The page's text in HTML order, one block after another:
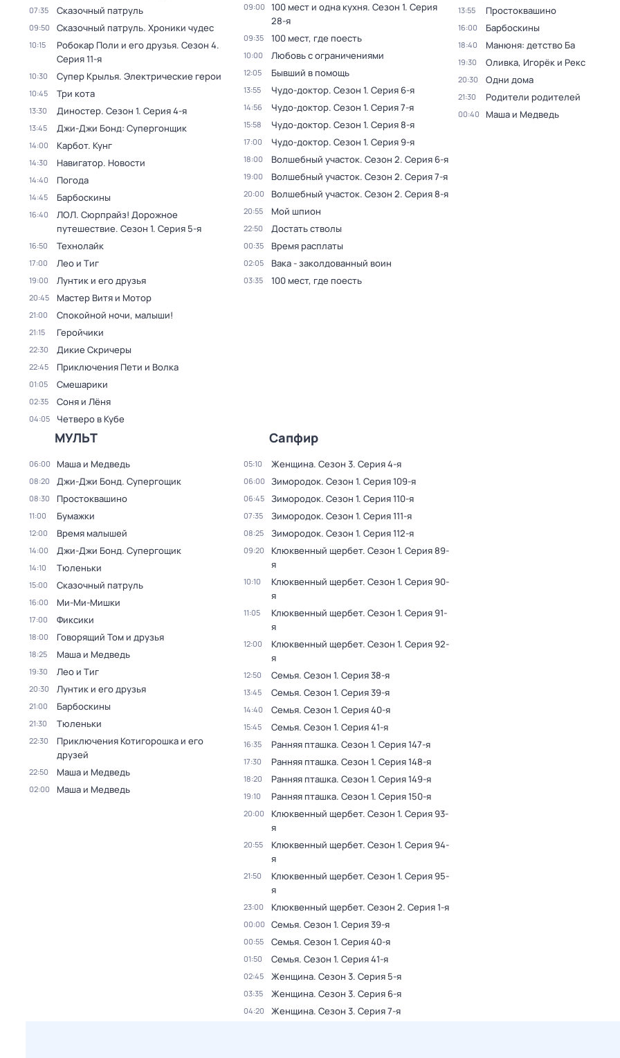
07:35 Сказочный патруль
09:50 Сказочный патруль. Хроники чудес
10:15 Робокар Поли и его друзья. Сезон 4.
Серия 11-я
10:30 Супер Крылья. Электрические герои
10:45 Три кота
13:30 Диностер. Сезон 1. Серия 4-я
13:45 Джи-Джи Бонд: Супергонщик
14:00 Карбот. Кунг
14:30 Навигатор. Новости
14:40 Погода
14:45 Барбоскины
16:40
ЛОЛ. Сюрпрайз! Дорожное
путешествие. Сезон 1. Серия 5-я
16:50 Технолайк
17:00 Лео и Тиг
19:00 Лунтик и его друзья
20:45 Мастер Витя и Мотор
21:00 Спокойной ночи, малыши!
21:15 Геройчики
22:30 Дикие Скричеры
22:45 Приключения Пети и Волка
01:05 Смешарики
02:35 Соня и Лёня
04:05 Четверо в Кубе
09:00 100 мест и одна кухня. Сезон 1. Серия
28-я
09:35 100 мест, где поесть
10:00 Любовь с ограничениями
12:05 Бывший в помощь
13:55 Чудо-доктор. Сезон 1. Серия 6-я
14:56 Чудо-доктор. Сезон 1. Серия 7-я
15:58 Чудо-доктор. Сезон 1. Серия 8-я
17:00 Чудо-доктор. Сезон 1. Серия 9-я
18:00 Волшебный участок. Сезон 2. Серия 6-я
19:00 Волшебный участок. Сезон 2. Серия 7-я
20:00 Волшебный участок. Сезон 2. Серия 8-я
20:55 Мой шпион
22:50 Достать стволы
00:35 Время расплаты
02:05 Вака - заколдованный воин
03:35 100 мест, где поесть
13:55 Простоквашино
16:00 Барбоскины
18:40 Манюня: детство Ба
19:30 Оливка, Игорёк и Рекс
20:30 Одни дома
21:30 Родители родителей
00:40 Маша и Медведь
МУЛЬТ
06:00 Маша и Медведь
08:20 Джи-Джи Бонд. Супергощик
08:30 Простоквашино
11:00 Бумажки
12:00 Время малышей
14:00 Джи-Джи Бонд. Супергощик
14:10 Тюленьки
15:00 Сказочный патруль
16:00 Ми-Ми-Мишки
17:00 Фиксики
18:00 Говорящий Том и друзья
18:25 Маша и Медведь
19:30 Лео и Тиг
20:30 Лунтик и его друзья
21:00 Барбоскины
21:30 Тюленьки
22:30
Приключения Котигорошка и его
друзей
22:50 Маша и Медведь
02:00 Маша и Медведь
Сапфир
05:10 Женщина. Сезон 3. Серия 4-я
06:00 Зимородок. Сезон 1. Серия 109-я
06:45 Зимородок. Сезон 1. Серия 110-я
07:35 Зимородок. Сезон 1. Серия 111-я
08:25 Зимородок. Сезон 1. Серия 112-я
09:20 Клюквенный щербет. Сезон 1. Серия 89-
я
10:10 Клюквенный щербет. Сезон 1. Серия 90-
я
11:05 Клюквенный щербет. Сезон 1. Серия 91-
я
12:00 Клюквенный щербет. Сезон 1. Серия 92-
я
12:50 Семья. Сезон 1. Серия 38-я
13:45 Семья. Сезон 1. Серия 39-я
14:40 Семья. Сезон 1. Серия 40-я
15:45 Семья. Сезон 1. Серия 41-я
16:35 Ранняя пташка. Сезон 1. Серия 147-я
17:30 Ранняя пташка. Сезон 1. Серия 148-я
18:20 Ранняя пташка. Сезон 1. Серия 149-я
19:10 Ранняя пташка. Сезон 1. Серия 150-я
20:00 Клюквенный щербет. Сезон 1. Серия 93-
я
20:55 Клюквенный щербет. Сезон 1. Серия 94-
я
21:50 Клюквенный щербет. Сезон 1. Серия 95-
я
23:00 Клюквенный щербет. Сезон 2. Серия 1-я
00:00 Семья. Сезон 1. Серия 39-я
00:55 Семья. Сезон 1. Серия 40-я
01:50 Семья. Сезон 1. Серия 41-я
02:45 Женщина. Сезон 3. Серия 5-я
03:35 Женщина. Сезон 3. Серия 6-я
04:20 Женщина. Сезон 3. Серия 7-я